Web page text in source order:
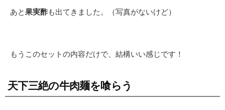
あと果実酢も出てきました。（写真がないけど）
もうこのセットの内容だけで、結構いい感じです！
天下三絶の牛肉麺を喰らう